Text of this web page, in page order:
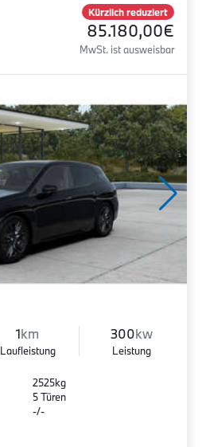
Kürzlich reduziert
85.180,00€
MwSt. ist ausweisbar
1km
Laufleistung
300kw
Leistung
2525kg
5 Türen
-/-